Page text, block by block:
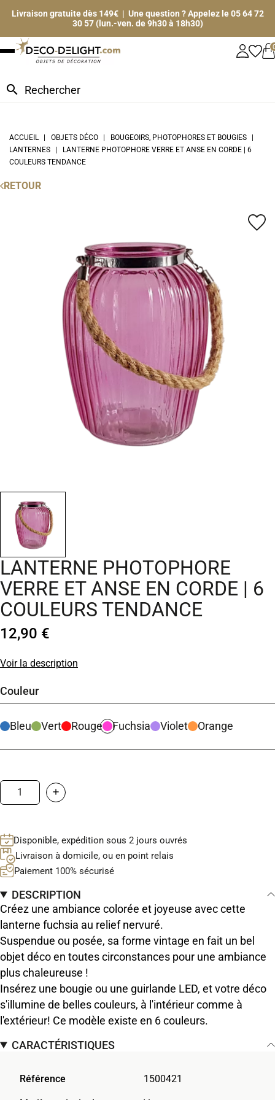
Livraison gratuite dès 149€ | Une question ? Appelez le 05 64 72
30 57 (lun.-ven. de 9h30 à 18h30)
search
ACCUEIL OBJETS DÉCO
BOUGEOIRS, PHOTOPHORES ET BOUGIES
LANTERNES
LANTERNE PHOTOPHORE VERRE ET ANSE EN CORDE | 6
COULEURS TENDANCE
RETOUR
favorite_border
LANTERNE PHOTOPHORE
VERRE ET ANSE EN CORDE | 6
COULEURS TENDANCE
12,90 €
Voir la description
Couleur
Bleu Vert Rouge Fuchsia Violet Orange
Disponible, expédition sous 2 jours ouvrés
Livraison à domicile, ou en point relais
Paiement 100% sécurisé
DESCRIPTION
Créez une ambiance colorée et joyeuse avec cette
lanterne fuchsia au relief nervuré.
Suspendue ou posée, sa forme vintage en fait un bel
objet déco en toutes circonstances pour une ambiance
plus chaleureuse !
Insérez une bougie ou une guirlande LED, et votre déco
s'illumine de belles couleurs, à l'intérieur comme à
l'extérieur! Ce modèle existe en 6 couleurs.
CARACTÉRISTIQUES
Référence 1500421